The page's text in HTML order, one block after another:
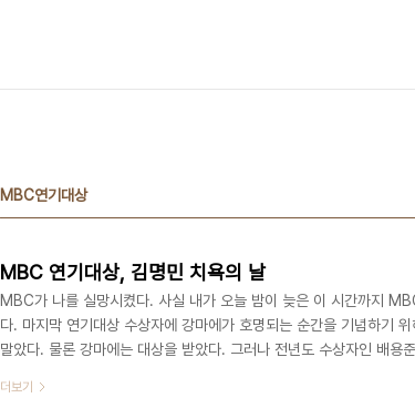
MBC연기대상
MBC 연기대상, 김명민 치욕의 날
MBC가 나를 실망시켰다. 사실 내가 오늘 밤이 늦은 이 시간까지
다. 마지막 연기대상 수상자에 강마에가 호명되는 순간을 기념하기
말았다. 물론 강마에는 대상을 받았다. 그러나 전년도 수상자인 배용
누어 주다니… 방금 전, 사회를 보던 신동엽이 누가 대상을 수상했으
더보기